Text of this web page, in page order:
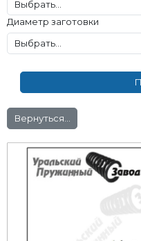
Диаметр заготовки
Вернуться...